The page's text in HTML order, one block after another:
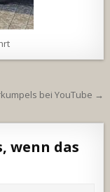
bei YouTube →
wenn das